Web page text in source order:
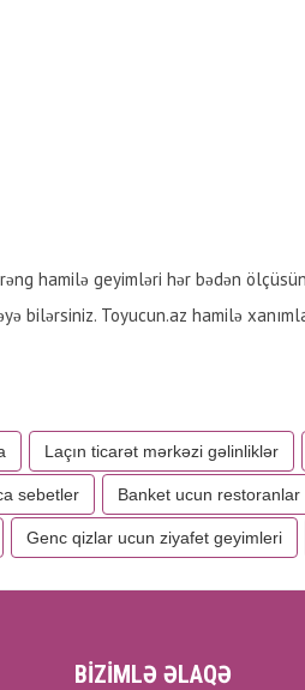
hamilə geyimləri hər bədən
bilərsiniz. Toyucun.az hamilə
Laçın ticarət mərkəzi gəlinliklər
sebetler Banket ucun restoranlar
Genc qizlar ucun ziyafet geyimleri
BİZİMLƏ ƏLAQƏ